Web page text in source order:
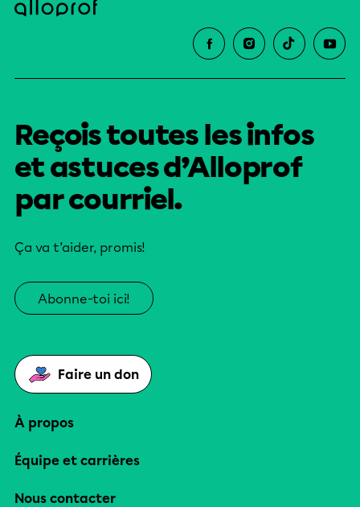
Reçois toutes les infos
et astuces d’Alloprof
par courriel.
Ça va t’aider, promis!
Abonne-toi ici!
Faire un don
À propos
Équipe et carrières
Nous contacter